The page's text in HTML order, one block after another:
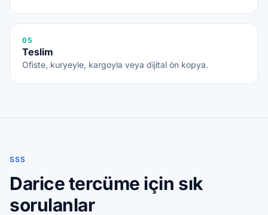
05
Teslim
Ofiste, kuryeyle, kargoyla veya dijital ön kopya.
SSS
Darice tercüme için sık
sorulanlar